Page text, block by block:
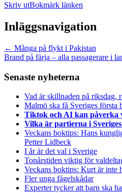
Skriv utBokmärk länken
Inläggsnavigation
← Många på flykt i Pakistan
Brand på färja – alla passagerare i
Senaste nyheterna
Vad är skillnaden på riksdag,
Malmö ska få Sveriges första
Tiktok och AI kan påverka
Vilka är partierna i
Veckans boktips: Hans
Petter Lidbeck
I år är det val i Sverige
Tonårstiden viktig för
Veckans boktips: Kurt är inte
Fler unga fågelskådar
Experter tycker att barn ska